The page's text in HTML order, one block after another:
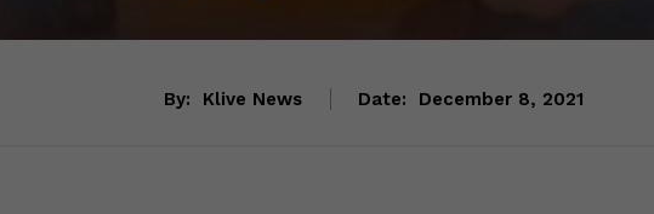
By: Klive News Date: December 8, 2021